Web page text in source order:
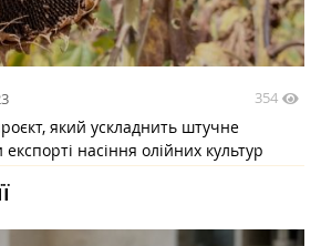
354
який ускладнить штучне
насіння олійних культур